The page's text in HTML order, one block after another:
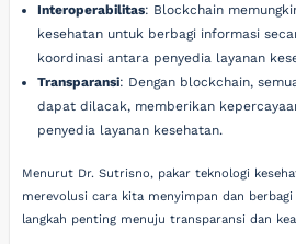
Interoperabilitas: Blockchain
kesehatan untuk berbagi informasi
koordinasi antara penyedia layanan
Transparansi: Dengan blockchain,
dapat dilacak, memberikan
penyedia layanan kesehatan.
Menurut Dr. Sutrisno, pakar teknologi
merevolusi cara kita menyimpan dan
langkah penting menuju transparansi dan